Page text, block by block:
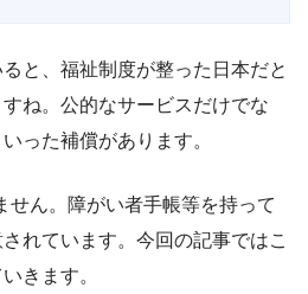
と、福祉制度が整った日本だと
ね。公的なサービスだけでな
った補償があります。
せん。障がい者手帳等を持って
れています。今回の記事ではこ
きます。